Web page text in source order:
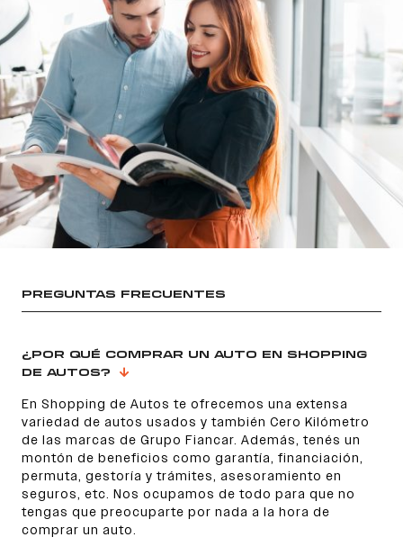
PREGUNTAS FRECUENTES
¿POR QUÉ COMPRAR UN AUTO EN SHOPPING
DE AUTOS?
En Shopping de Autos te ofrecemos una extensa
variedad de autos usados y también Cero Kilómetro
de las marcas de Grupo Fiancar. Además, tenés un
montón de beneficios como garantía, financiación,
permuta, gestoría y trámites, asesoramiento en
seguros, etc. Nos ocupamos de todo para que no
tengas que preocuparte por nada a la hora de
comprar un auto.